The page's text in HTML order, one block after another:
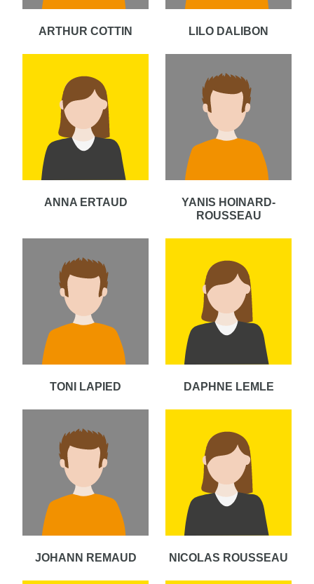
ARTHUR COTTIN LILO DALIBON
ANNA ERTAUD
YANIS HOINARD-
ROUSSEAU
TONI LAPIED DAPHNE LEMLE
JOHANN REMAUD NICOLAS ROUSSEAU